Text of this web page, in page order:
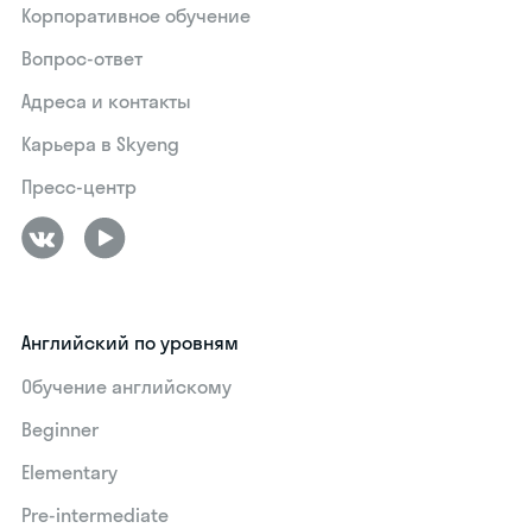
Корпоративное обучение
Вопрос-ответ
Адреса и контакты
Карьера в Skyeng
Пресс-центр
Английский по уровням
Обучение английскому
Beginner
Elementary
Pre-intermediate